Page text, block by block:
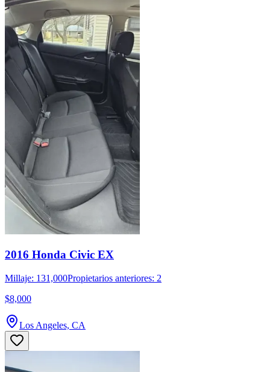
2016 Honda Civic EX
Millaje: 131,000Propietarios anteriores: 2
$8,000
Los Angeles, CA